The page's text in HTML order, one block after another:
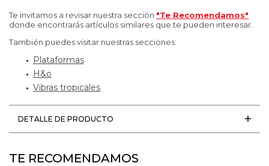
Te invitamos a revisar nuestra sección "Te Recomendamos"
donde encontrarás artículos similares que te pueden interesar.
También puedes visitar nuestras secciones:
Plataformas
H&o
Vibras tropicales
DETALLE DE PRODUCTO
TE RECOMENDAMOS